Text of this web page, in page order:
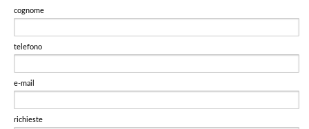
cognome
telefono
e-mail
richieste